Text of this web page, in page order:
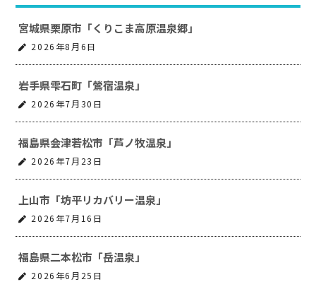
宮城県栗原市「くりこま高原温泉郷」
2026年8月6日
岩手県雫石町「鶯宿温泉」
2026年7月30日
福島県会津若松市「芦ノ牧温泉」
2026年7月23日
上山市「坊平リカバリー温泉」
2026年7月16日
福島県二本松市「岳温泉」
2026年6月25日